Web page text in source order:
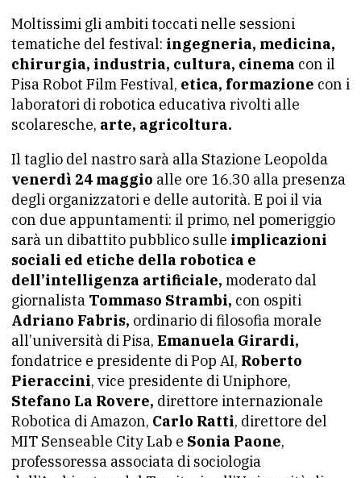
Moltissimi gli ambiti toccati nelle sessioni
tematiche del festival: ingegneria, medicina,
chirurgia, industria, cultura, cinema con il
Pisa Robot Film Festival, etica, formazione con i
laboratori di robotica educativa rivolti alle
scolaresche, arte, agricoltura.
Il taglio del nastro sarà alla Stazione Leopolda
venerdì 24 maggio alle ore 16.30 alla presenza
degli organizzatori e delle autorità. E poi il via
con due appuntamenti: il primo, nel pomeriggio
sarà un dibattito pubblico sulle implicazioni
sociali ed etiche della robotica e
dell’intelligenza artificiale, moderato dal
giornalista Tommaso Strambi, con ospiti
Adriano Fabris, ordinario di filosofia morale
all’università di Pisa, Emanuela Girardi,
fondatrice e presidente di Pop AI, Roberto
Pieraccini, vice presidente di Uniphore,
Stefano La Rovere, direttore internazionale
Robotica di Amazon, Carlo Ratti, direttore del
MIT Senseable City Lab e Sonia Paone,
professoressa associata di sociologia